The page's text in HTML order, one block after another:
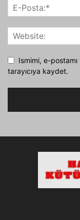
Ismimi, e-
tarayıcıya kaydet.